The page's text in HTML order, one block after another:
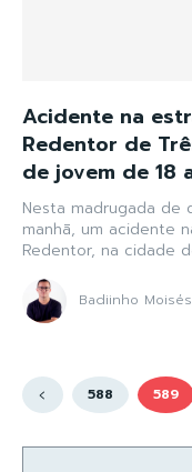
Acidente na
Redentor de
de jovem de 18
Nesta madrugada de
manhã, um acidente
Redentor, na cidade
Badiinho Moisés
588 589